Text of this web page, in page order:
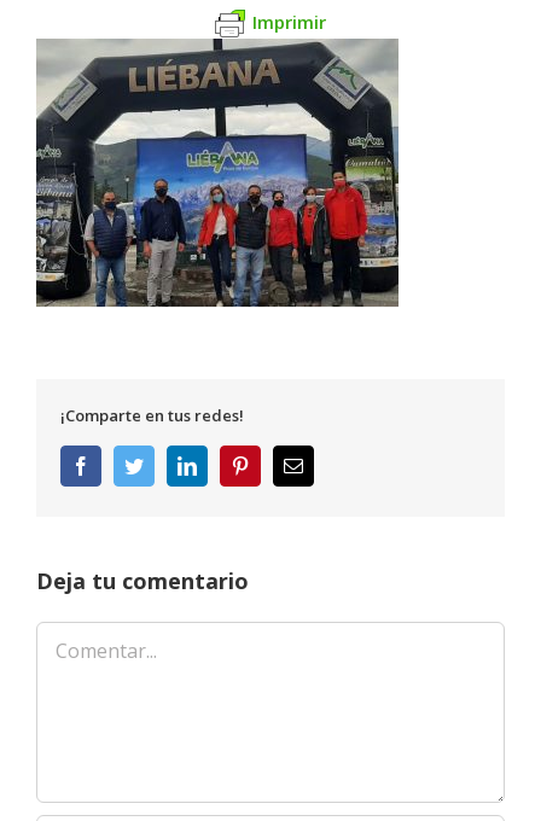
Imprimir
¡Comparte en tus redes!
FacebookTwitterLinkedInPinterestCorreo
electrónico
Deja tu comentario
Comentar